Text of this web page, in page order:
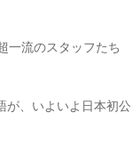
一流のスタッフたち
が、いよいよ日本初公